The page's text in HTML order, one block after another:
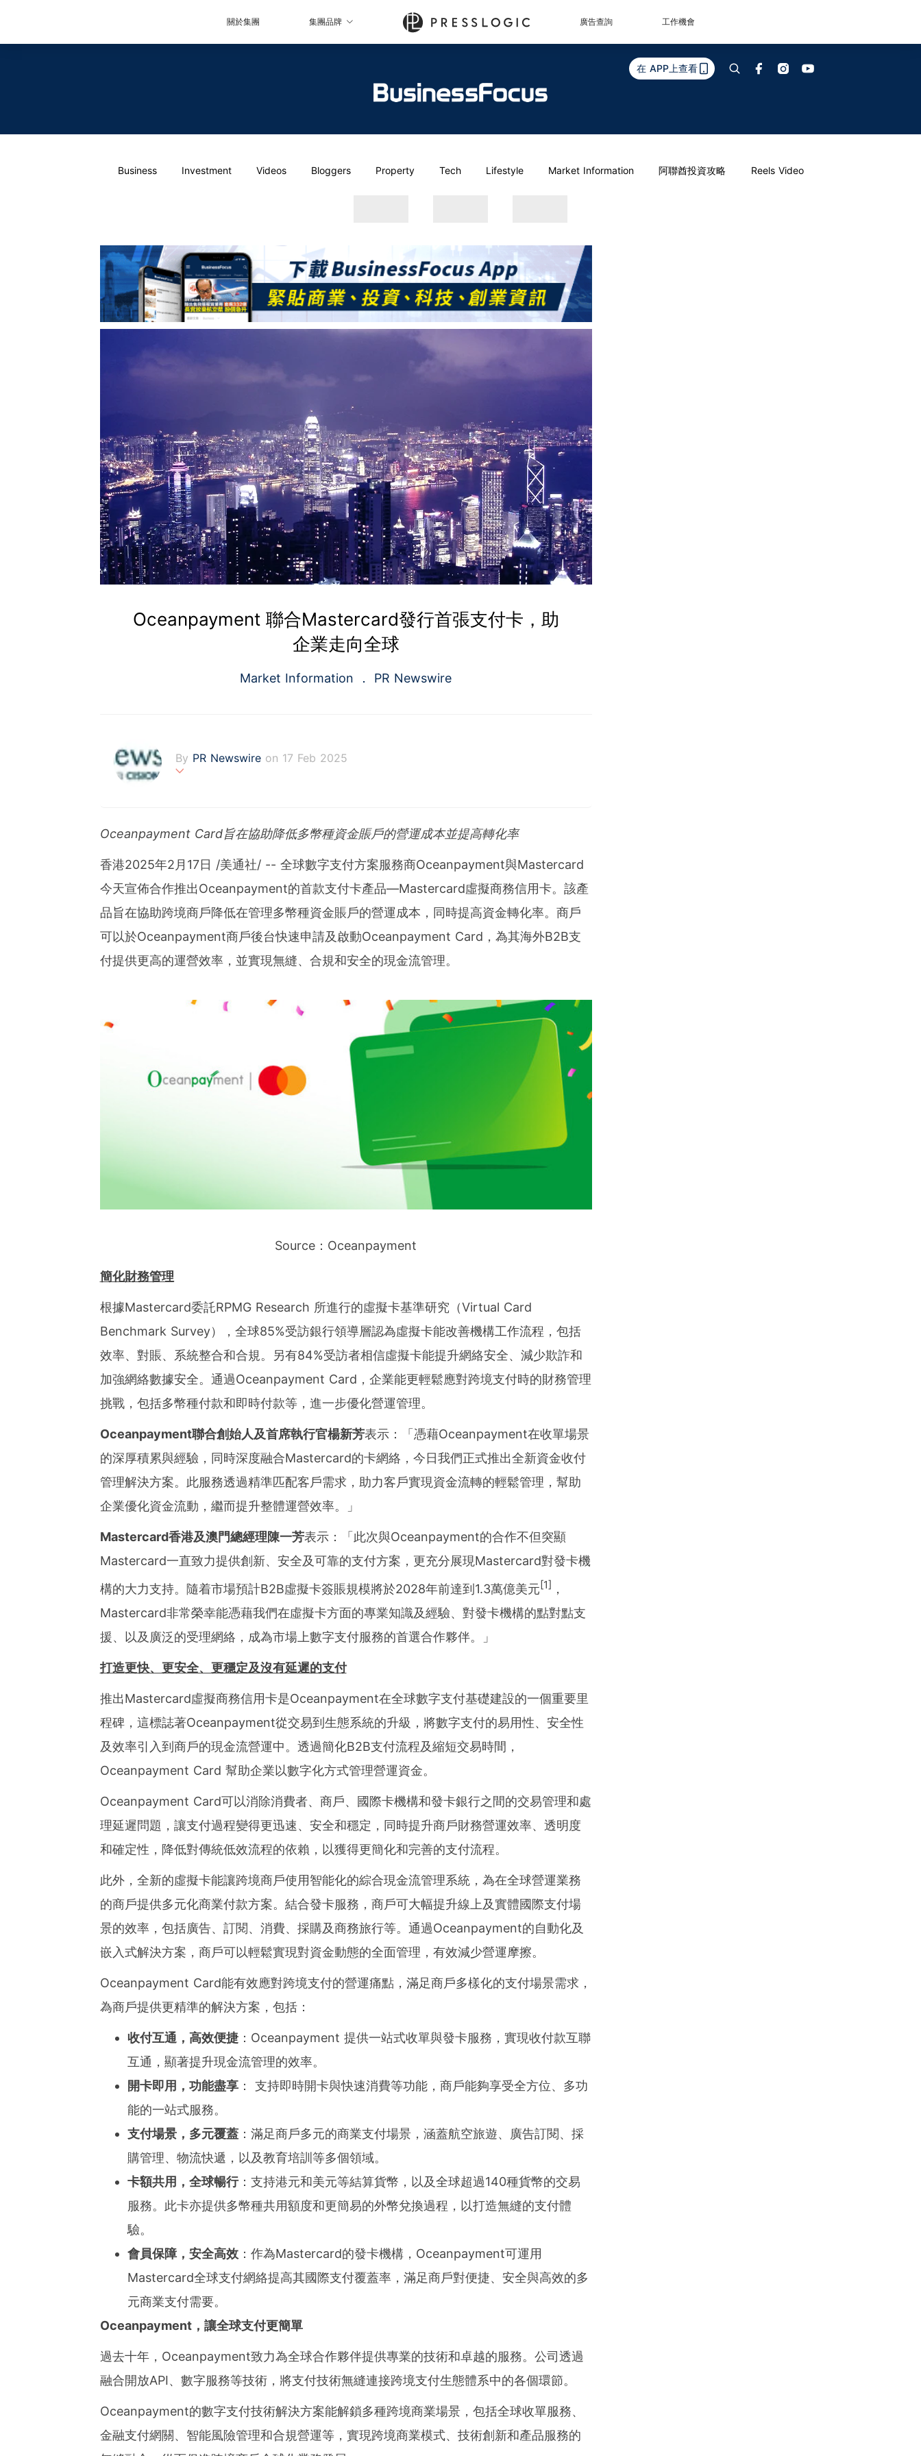
關於集團 集團品牌 廣告查詢 工作機會
在 APP上查看
Business Investment Videos Bloggers Property Tech Lifestyle Market Information 阿聯酋投資攻略 Reels Video
Oceanpayment 聯合Mastercard發行首張支付卡，助
企業走向全球
Market Information PR Newswire
By PR Newswire on 17 Feb 2025
marketers, corporate communicators and investor relations professionals le
verage to engage key audiences. Having pioneered the commercial news di
stribution industry since 1954, PR Newswire today provides end-to-end solu
tions to produce, distribute, target and measure text and multimedia conten
t across traditional, digital, mobile and social channels. Combining the worl
d's largest multi-channel content distribution and optimization network with
comprehensive workflow tools and platforms, PR Newswire powers the stor
ds of clients from offices in the Americas, Europe, Middle East, Africa and
Asia-Pacific regions.
OceanpaymentCard旨在協助降低多幣種資金賬戶的營運成本並提高轉化率
香港2025年2月17日 /美通社/ -- 全球數字支付方案服務商Oceanpayment與Mastercard
今天宣佈合作推出Oceanpayment的首款支付卡產品—Mastercard虛擬商務信用卡。該產
品旨在協助跨境商戶降低在管理多幣種資金賬戶的營運成本，同時提高資金轉化率。商戶
可以於Oceanpayment商戶後台快速申請及啟動Oceanpayment Card，為其海外B2B支
付提供更高的運營效率，並實現無縫、合規和安全的現金流管理。
Source：Oceanpayment
簡化財務管理
根據Mastercard委託RPMG Research 所進行的虛擬卡基準研究（Virtual Card
Benchmark Survey），全球85%受訪銀行領導層認為虛擬卡能改善機構工作流程，包括
效率、對賬、系統整合和合規。另有84%受訪者相信虛擬卡能提升網絡安全、減少欺詐和
加強網絡數據安全。通過Oceanpayment Card，企業能更輕鬆應對跨境支付時的財務管理
挑戰，包括多幣種付款和即時付款等，進一步優化營運管理。
Oceanpayment聯合創始人及首席執行官楊新芳表示：「憑藉Oceanpayment在收單場景
的深厚積累與經驗，同時深度融合Mastercard的卡網絡，今日我們正式推出全新資金收付
管理解決方案。此服務透過精準匹配客戶需求，助力客戶實現資金流轉的輕鬆管理，幫助
企業優化資金流動，繼而提升整體運營效率。」
Mastercard香港及澳門總經理陳一芳表示：「此次與Oceanpayment的合作不但突顯
Mastercard一直致力提供創新、安全及可靠的支付方案，更充分展現Mastercard對發卡機
構的大力支持。隨着市場預計B2B虛擬卡簽賬規模將於2028年前達到1.3萬億美元[1] ，
Mastercard非常榮幸能憑藉我們在虛擬卡方面的專業知識及經驗、對發卡機構的點對點支
援、以及廣泛的受理網絡，成為市場上數字支付服務的首選合作夥伴。」
打造更快、更安全、更穩定及沒有延遲的支付
推出Mastercard虛擬商務信用卡是Oceanpayment在全球數字支付基礎建設的一個重要里
程碑，這標誌著Oceanpayment從交易到生態系統的升級，將數字支付的易用性、安全性
及效率引入到商戶的現金流營運中。透過簡化B2B支付流程及縮短交易時間，
Oceanpayment Card 幫助企業以數字化方式管理營運資金。
Oceanpayment Card可以消除消費者、商戶、國際卡機構和發卡銀行之間的交易管理和處
理延遲問題，讓支付過程變得更迅速、安全和穩定，同時提升商戶財務營運效率、透明度
和確定性，降低對傳統低效流程的依賴，以獲得更簡化和完善的支付流程。
此外，全新的虛擬卡能讓跨境商戶使用智能化的綜合現金流管理系統，為在全球營運業務
的商戶提供多元化商業付款方案。結合發卡服務，商戶可大幅提升線上及實體國際支付場
景的效率，包括廣告、訂閱、消費、採購及商務旅行等。通過Oceanpayment的自動化及
嵌入式解決方案，商戶可以輕鬆實現對資金動態的全面管理，有效減少營運摩擦。
Oceanpayment Card能有效應對跨境支付的營運痛點，滿足商戶多樣化的支付場景需求，
為商戶提供更精準的解決方案，包括：
收付互通，高效便捷：Oceanpayment 提供一站式收單與發卡服務，實現收付款互聯
互通，顯著提升現金流管理的效率。
開卡即用，功能盡享： 支持即時開卡與快速消費等功能，商戶能夠享受全方位、多功
能的一站式服務。
支付場景， 多元覆蓋：滿足商戶多元的商業支付場景，涵蓋航空旅遊、廣告訂閱、採
購管理、物流快遞，以及教育培訓等多個領域。
卡額共用，全球暢行：支持港元和美元等結算貨幣，以及全球超過140種貨幣的交易
服務。此卡亦提供多幣種共用額度和更簡易的外幣兌換過程，以打造無縫的支付體
驗。
會員保障，安全高效：作為Mastercard的發卡機構，Oceanpayment可運用
Mastercard全球支付網絡提高其國際支付覆蓋率，滿足商戶對便捷、安全與高效的多
元商業支付需要。
Oceanpayment，讓全球支付更簡單
過去十年，Oceanpayment致力為全球合作夥伴提供專業的技術和卓越的服務。公司透過
融合開放API、數字服務等技術，將支付技術無縫連接跨境支付生態體系中的各個環節。
Oceanpayment的數字支付技術解決方案能解鎖多種跨境商業場景，包括全球收單服務、
金融支付網關、智能風險管理和合規營運等，實現跨境商業模式、技術創新和產品服務的